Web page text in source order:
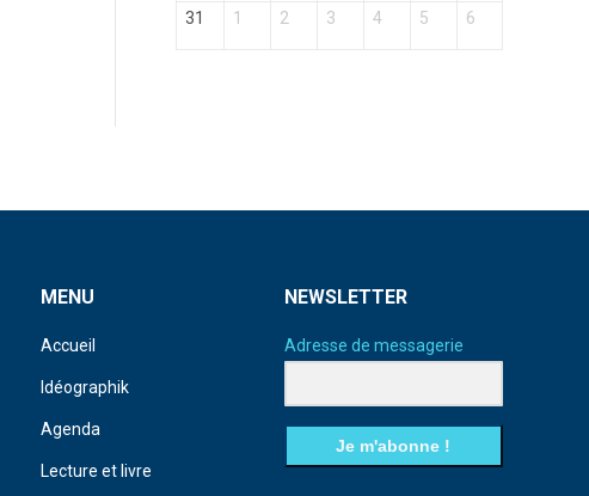
31 1 2 3 4 5 6
MENU
Accueil
Idéographik
Agenda
Lecture et livre
NEWSLETTER
Adresse de messagerie
Je m'abonne !